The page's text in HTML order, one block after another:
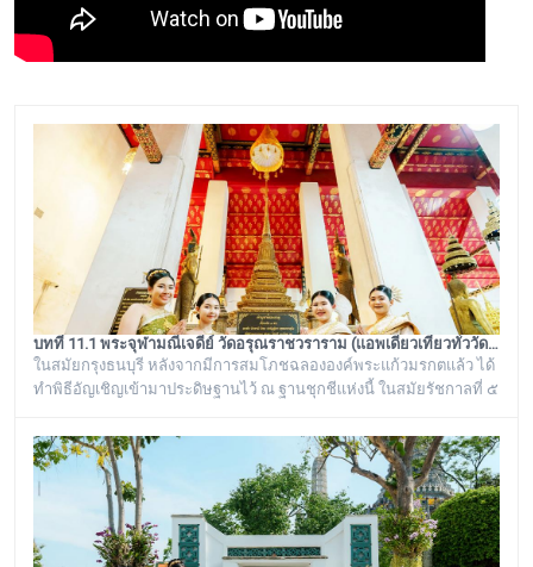
บทที่ 11.1 พระจุฬามณีเจดีย์ วัดอรุณราชวราราม (แอพเดียวเที่ยวทั่ววัดอรุณ)
ในสมัยกรุงธนบุรี หลังจากมีการสมโภชฉลององค์พระแก้วมรกตแล้ว ได้
ทำพิธีอัญเชิญเข้ามาประดิษฐานไว้ ณ ฐานชุกชีแห่งนี้ ในสมัยรัชกาลที่ ๕
บ้านได้เรียกเพี้ยนกันไปว่า “วิหารพระเขี้ยวแก้ว” พระจุฬามณีเจดีย์องค์นี้
เป็นสิ่งศักดิ์สิทธิ์ของวัดอรุณราชวราราม ที่ชาวบ้านในละแวกนี้ให้ความ
เคารพศรัทธาตั้งแต่ครั้งอดีตกาลจวบจนมาถึงยุคปัจ